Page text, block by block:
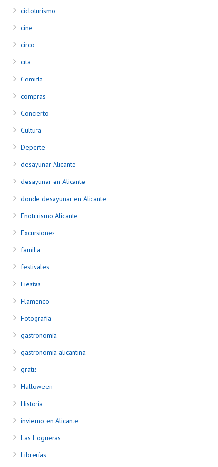
cicloturismo
cine
circo
cita
Comida
compras
Concierto
Cultura
Deporte
desayunar Alicante
desayunar en Alicante
donde desayunar en Alicante
Enoturismo Alicante
Excursiones
familia
festivales
Fiestas
Flamenco
Fotografía
gastronomía
gastronomía alicantina
gratis
Halloween
Historia
invierno en Alicante
Las Hogueras
Librerías